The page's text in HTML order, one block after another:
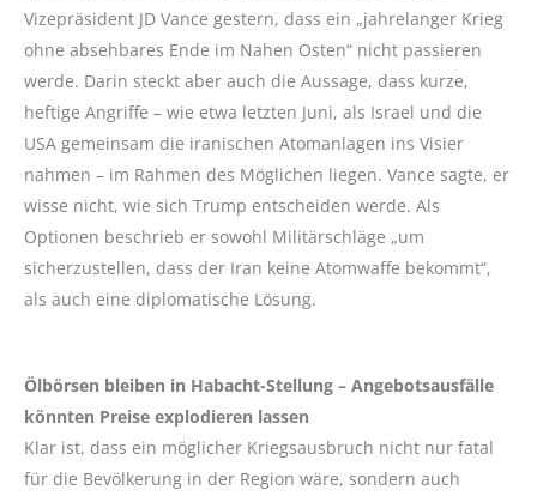
Vizepräsident JD Vance gestern, dass ein „jahrelanger Krieg
ohne absehbares Ende im Nahen Osten“ nicht passieren
werde. Darin steckt aber auch die Aussage, dass kurze,
heftige Angriffe – wie etwa letzten Juni, als Israel und die
USA gemeinsam die iranischen Atomanlagen ins Visier
nahmen – im Rahmen des Möglichen liegen. Vance sagte, er
wisse nicht, wie sich Trump entscheiden werde. Als
Optionen beschrieb er sowohl Militärschläge „um
sicherzustellen, dass der Iran keine Atomwaffe bekommt“,
als auch eine diplomatische Lösung.
Ölbörsen bleiben in Habacht-Stellung – Angebotsausfälle
könnten Preise explodieren lassen
Klar ist, dass ein möglicher Kriegsausbruch nicht nur fatal
für die Bevölkerung in der Region wäre, sondern auch